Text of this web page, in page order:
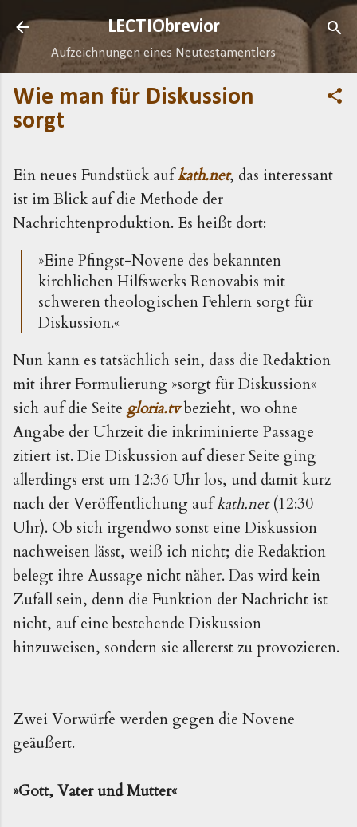
Direkt zum Hauptbereich
LECTIObrevior
Aufzeichnungen eines Neutestamentlers
Wie man für Diskussion
sorgt
Ein neues Fundstück aufkath.net, das interessant
ist im Blick auf die Methode der
Nachrichtenproduktion. Es heißt dort:
»Eine Pfingst-Novene des bekannten
kirchlichen Hilfswerks Renovabis mit
schweren theologischen Fehlern sorgt für
Diskussion.«
Nun kann es tatsächlich sein, dass die Redaktion
mit ihrer Formulierung »sorgt für Diskussion«
sich auf die Seite gloria.tvbezieht, wo ohne
Angabe der Uhrzeit die inkriminierte Passage
zitiert ist. Die Diskussion auf dieser Seite ging
allerdings erst um 12:36 Uhr los, und damit kurz
nach der Veröffentlichung aufkath.net(12:30
Uhr). Ob sich irgendwo sonst eine Diskussion
nachweisen lässt, weiß ich nicht; die Redaktion
belegt ihre Aussage nicht näher. Das wird kein
Zufall sein, denn die Funktion der Nachricht ist
nicht, auf eine bestehende Diskussion
hinzuweisen, sondern sie allererst zu provozieren.
Zwei Vorwürfe werden gegen die Novene
geäußert.
»Gott, Vater und Mutter«